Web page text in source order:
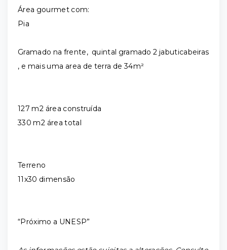
Área gourmet com:
Pia
Gramado na frente, quintal gramado 2 jabuticabeiras
, e mais uma area de terra de 34m²
127 m2 área construída
330 m2 área total
Terreno
11x30 dimensão
“Próximo a UNESP”